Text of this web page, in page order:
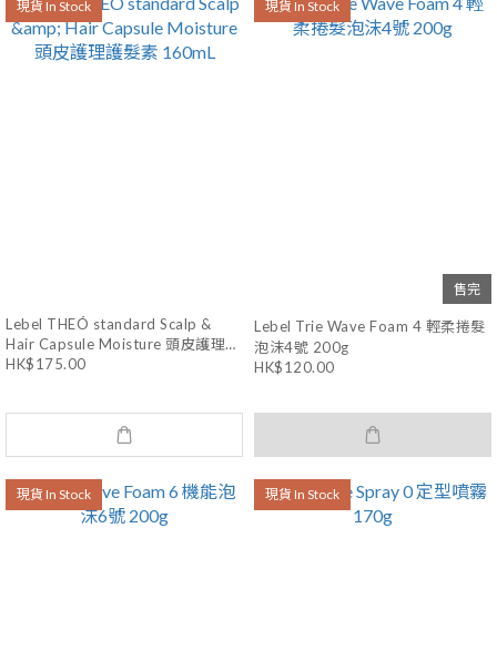
現貨 In Stock
Lebel THEÓ standard Scalp &
Hair Capsule Moisture 頭皮護理護
髮素 160mL
HK$175.00
現貨 In Stock
售完
Lebel Trie Wave Foam 4 輕柔捲髮
泡沫4號 200g
HK$120.00
現貨 In Stock 現貨 In Stock